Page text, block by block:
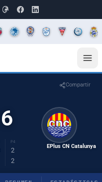
Compartir
6
P4
2
2
EPlus CN Catalunya